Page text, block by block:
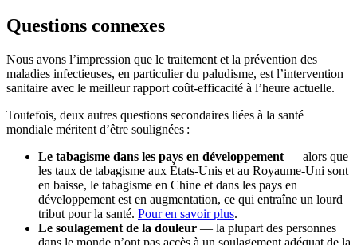
Questions connexes
Nous avons l’impression que le traitement et la prévention des
maladies infectieuses, en particulier du paludisme, est l’intervention
sanitaire avec le meilleur rapport coût-efficacité à l’heure actuelle.
Toutefois, deux autres questions secondaires liées à la santé
mondiale méritent d’être soulignées :
Le tabagisme dans les pays en développement — alors que
les taux de tabagisme aux États-Unis et au Royaume-Uni sont
en baisse, le tabagisme en Chine et dans les pays en
développement est en augmentation, ce qui entraîne un lourd
tribut pour la santé. Pour en savoir plus.
Le soulagement de la douleur — la plupart des personnes